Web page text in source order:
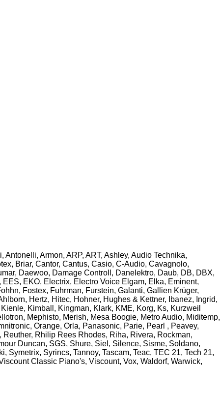
Armon, ARP, ART, Ashley, Audio Technika,
Briar, Cantor, Cantus, Casio, C-Audio, Cavagnolo,
Daewoo, Damage Controll, Danelektro, Daub, DB, DBX,
EKO, Electrix, Electro Voice Elgam, Elka, Eminent,
Fostex, Fuhrman, Furstein, Galanti, Gallien Krüger,
Hertz, Hitec, Hohner, Hughes & Kettner, Ibanez, Ingrid,
Kimball, Kingman, Klark, KME, Korg, Ks, Kurzweil
Mephisto, Merish, Mesa Boogie, Metro Audio, Miditemp,
Orange, Orla, Panasonic, Parie, Pearl , Peavey,
Rhilip Rees Rhodes, Riha, Rivera, Rockman,
Duncan, SGS, Shure, Siel, Silence, Sisme, Soldano,
Syrincs, Tannoy, Tascam, Teac, TEC 21, Tech 21,
Classic Piano's, Viscount, Vox, Waldorf, Warwick,